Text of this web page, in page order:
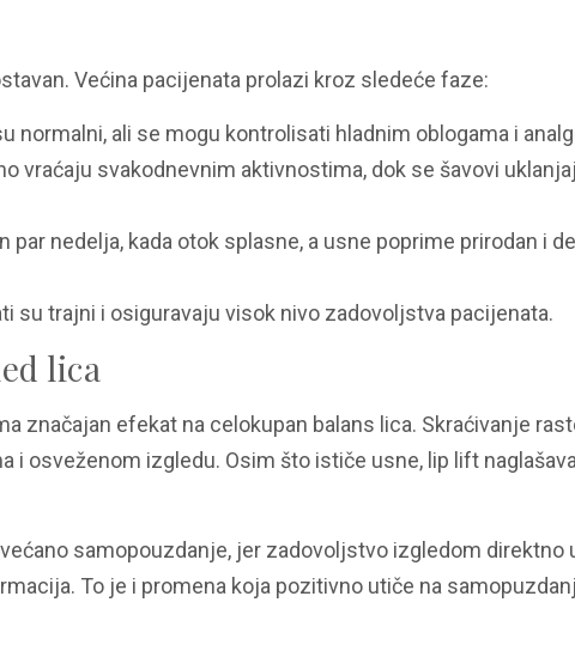
Većina pacijenata prolazi kroz sledeće faze:
normalni, ali se mogu kontrolisati hladnim oblogama i
vraćaju svakodnevnim aktivnostima, dok se šavovi
par nedelja, kada otok splasne, a usne poprime prirodan i
su trajni i osiguravaju visok nivo zadovoljstva pacijenata.
lica
značajan efekat na celokupan balans lica. Skraćivanje
osveženom izgledu. Osim što ističe usne, lip lift
samopouzdanje, jer zadovoljstvo izgledom direktno
To je i promena koja pozitivno utiče na